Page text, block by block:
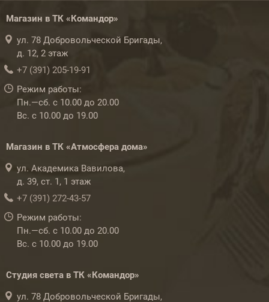
Магазин в ТК «Командор»
ул. 78 Добровольческой Бригады,
д. 12, 2 этаж
+7 (391) 205-19-91
Режим работы:
Пн.—сб. с 10.00 до 20.00
Вс. с 10.00 до 19.00
Магазин в ТК «Атмосфера дома»
ул. Академика Вавилова,
д. 39, ст. 1, 1 этаж
+7 (391) 272-43-57
Режим работы:
Пн.—сб. с 10.00 до 20.00
Вс. с 10.00 до 19.00
Студия света в ТК «Командор»
ул. 78 Добровольческой Бригады,